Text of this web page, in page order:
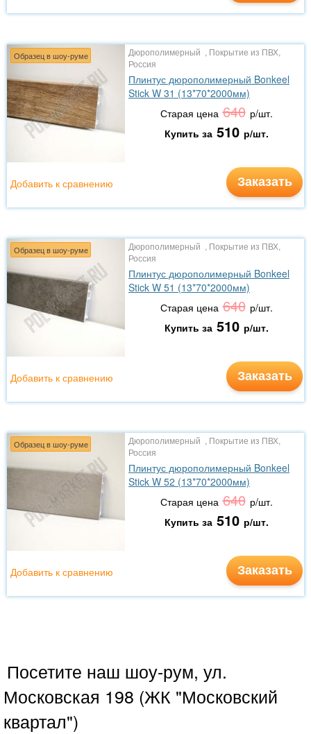
Образец в шоу-руме
Дюрополимерный , Покрытие из ПВХ,
Россия
Плинтус дюрополимерный Bonkeel
Stick W 31 (13*70*2000мм)
Старая цена 640 р/шт.
Купить за 510 р/шт.
Заказать
Добавить к сравнению
Образец в шоу-руме
Дюрополимерный , Покрытие из ПВХ,
Россия
Плинтус дюрополимерный Bonkeel
Stick W 51 (13*70*2000мм)
Старая цена 640 р/шт.
Купить за 510 р/шт.
Заказать
Добавить к сравнению
Образец в шоу-руме
Дюрополимерный , Покрытие из ПВХ,
Россия
Плинтус дюрополимерный Bonkeel
Stick W 52 (13*70*2000мм)
Старая цена 640 р/шт.
Купить за 510 р/шт.
Заказать
Добавить к сравнению
Посетите наш шоу-рум, ул.
Московская 198 (ЖК "Московский
квартал")